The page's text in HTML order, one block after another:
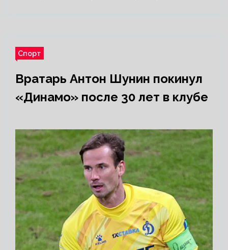
Спорт
Вратарь Антон Шунин покинул
«Динамо» после 30 лет в клубе